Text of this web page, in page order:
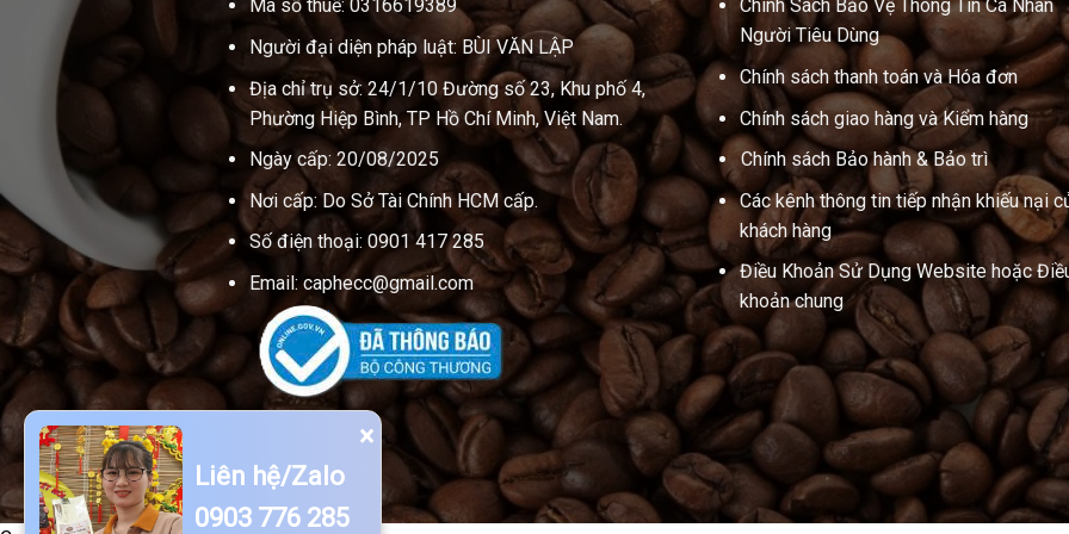
Mã số thuế: 0316619389
Người đại diện pháp luật: BÙI VĂN LẬP
Địa chỉ trụ sở: 24/1/10 Đường số 23, Khu phố 4,
Phường Hiệp Bình, TP Hồ Chí Minh, Việt Nam.
Ngày cấp: 20/08/2025
Nơi cấp: Do Sở Tài Chính HCM cấp.
Số điện thoại: 0901 417 285
Email: caphecc@gmail.com
Chính Sách Bảo Vệ Thông Tin Cá Nhân
Người Tiêu Dùng
Chính sách thanh toán và Hóa đơn
Chính sách giao hàng và Kiểm hàng
Chính sách Bảo hành & Bảo trì
Các kênh thông tin tiếp nhận khiếu nại
khách hàng
Điều Khoản Sử Dụng Website hoặc
khoản chung
×
Liên hệ/Zalo
0903 776 285